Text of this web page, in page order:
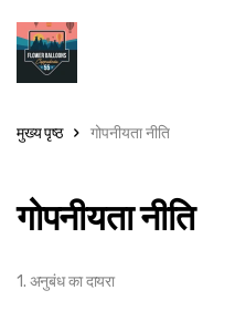
मुख्य पृष्ठ गोपनीयता नीति
गोपनीयता नीति
1. अनुबंध का दायरा